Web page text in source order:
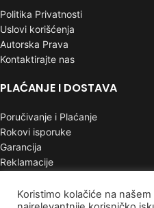
Politika Privatnosti
Uslovi korišćenja
Autorska Prava
Kontaktirajte nas
PLAĆANJE I DOSTAVA
Poručivanje i Plaćanje
Rokovi isporuke
Garancija
Reklamacije
INFORMACIJE
Koristimo kolačiće na